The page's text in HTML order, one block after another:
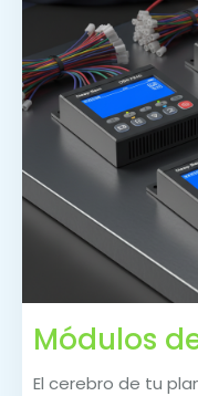
Módulos
El cerebro de tu